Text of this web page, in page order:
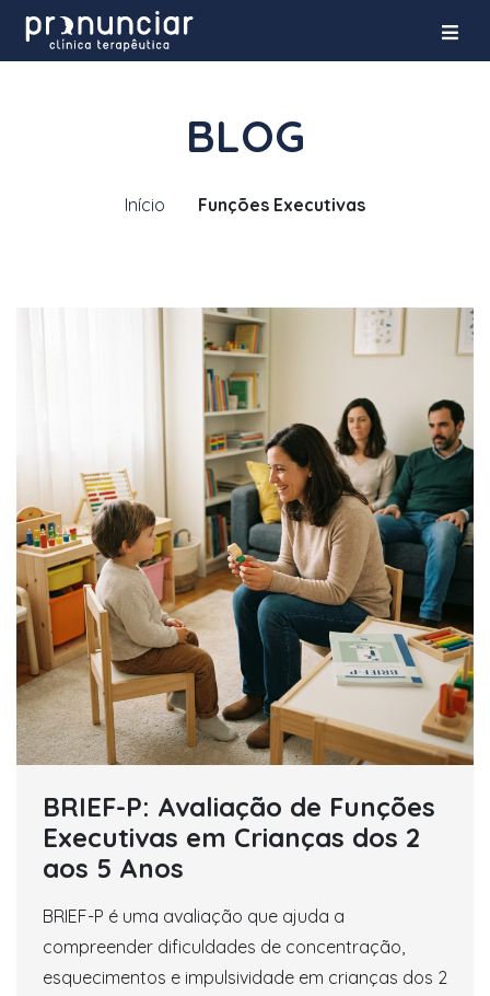
BLOG
Início Funções Executivas
BRIEF-P: Avaliação de Funções
Executivas em Crianças dos 2
aos 5 Anos
BRIEF-P é uma avaliação que ajuda a
compreender dificuldades de concentração,
esquecimentos e impulsividade em crianças dos 2